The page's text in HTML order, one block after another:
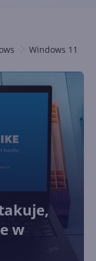
Windows 11
w